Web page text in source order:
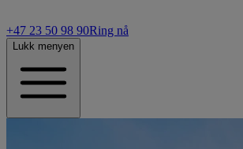
+47 23 50 98 90Ring nå
Lukk menyen